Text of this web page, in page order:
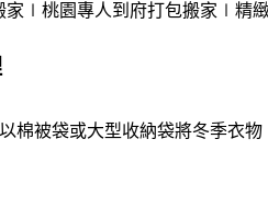
家 ∣桃園專人到府打包搬家 ∣精
棉被袋或大型收納袋將冬季衣